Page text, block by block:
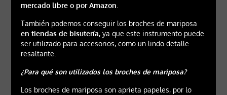
mercado libre o por Amazon
También podemos conseguir los broches de mariposa
en tiendas de bisutería, ya que este instrumento puede
ser utilizado para accesorios, como un lindo detalle
resaltante.
¿Para qué son utilizados los broches de mariposa?
Los broches de mariposa son aprieta papeles, por lo